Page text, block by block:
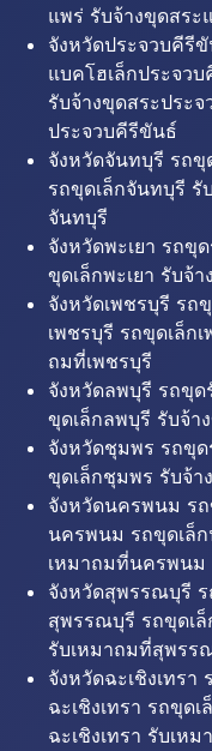
แพร่ รับจ้างขุดสร
จังหวัดประจวบคีรี
แบคโฮเล็กประจว
รับจ้างขุดสระประ
ประจวบคีรีขันธ์
จังหวัดจันทบุรี รถขุ
รถขุดเล็กจันทบุรี รั
จันทบุรี
จังหวัดพะเยา รถขุ
ขุดเล็กพะเยา รับจ้
จังหวัดเพชรบุรี รถ
เพชรบุรี รถขุดเล็ก
ถมที่เพชรบุรี
จังหวัดลพบุรี รถขุด
ขุดเล็กลพบุรี รับจ้า
จังหวัดชุมพร รถขุ
ขุดเล็กชุมพร รับจ้
จังหวัดนครพนม ร
นครพนม รถขุดเล็
เหมาถมที่นครพนม
จังหวัดสุพรรณบุรี
สุพรรณบุรี รถขุดเ
รับเหมาถมที่สุพรร
จังหวัดฉะเชิงเทรา
ฉะเชิงเทรา รถขุดเ
ฉะเชิงเทรา รับเหม